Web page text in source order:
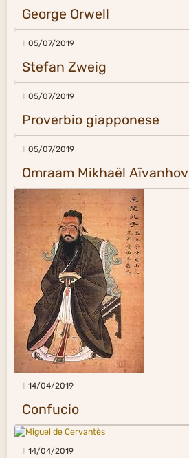
George Orwell
Il 05/07/2019
Stefan Zweig
Il 05/07/2019
Proverbio giapponese
Il 05/07/2019
Omraam Mikhaël Aïvanhov
Il 14/04/2019
Confucio
Il 14/04/2019